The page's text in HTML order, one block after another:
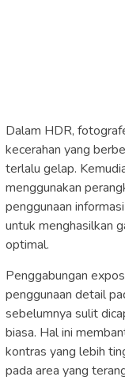
Dalam HDR,
kecerahan yang
terlalu gelap.
menggunakan
penggunaan
untuk menghasilkan
optimal.
Penggabungan
penggunaan detail
sebelumnya sulit
biasa. Hal ini
kontras yang lebih
pada area yang